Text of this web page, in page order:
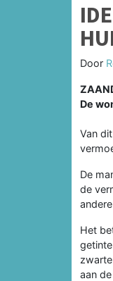
Door
De
Van
De
de
Het
aan